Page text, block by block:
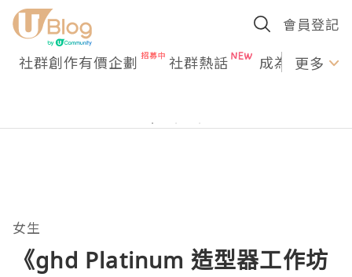
會員登記
社群創作有價企劃 社群熱話 成為U更多
女生
《ghd Platinum 造型器工作坊